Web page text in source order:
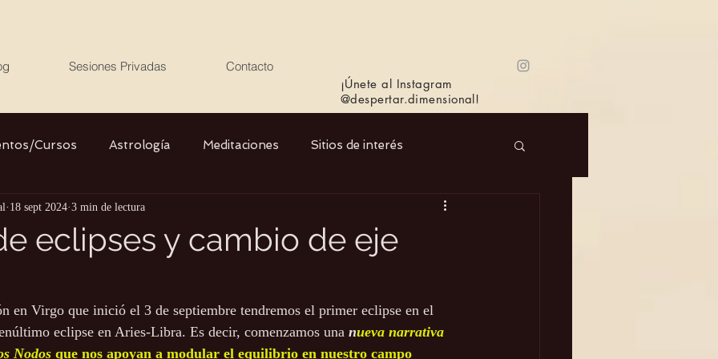
Sesiones Privadas
Contacto
¡Únete al Instagram
@despertar.dimensional!
Cursos Astrología Meditaciones Sitios de interés
Libros Cristales Música
eclipses y cambio de eje
18 sept 2024 3 min de lectura
en Virgo que inició el 3 de septiembre tendremos el primer eclipse en el
eclipse en Aries-Libra. Es decir, comenzamos una nueva narrativa
Nodos que nos apoyan a modular el equilibrio en nuestro campo